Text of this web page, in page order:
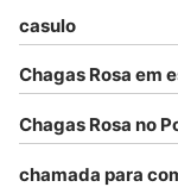
casulo
Chagas Rosa em
Chagas Rosa no
chamada para